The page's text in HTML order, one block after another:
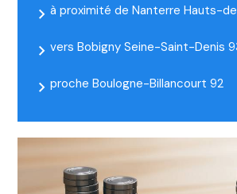
à proximité de Nanterre Hauts-
vers Bobigny Seine-Saint-Denis
proche Boulogne-Billancourt 92